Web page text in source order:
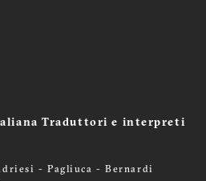
Traduttori e interpreti
- Pagliuca - Bernardi